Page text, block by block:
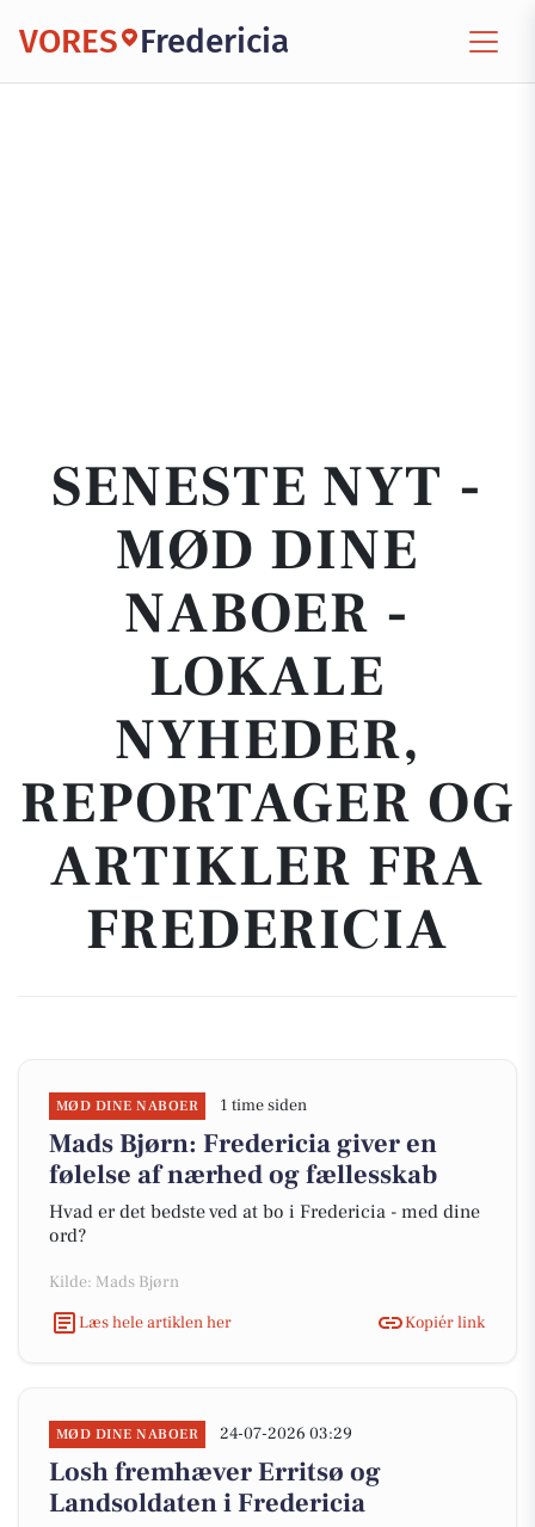
VORES Fredericia
SENESTE NYT -
MØD DINE
NABOER -
LOKALE
NYHEDER,
REPORTAGER OG
ARTIKLER FRA
FREDERICIA
MØD DINE NABOER 1 time siden
Mads Bjørn: Fredericia giver en
følelse af nærhed og fællesskab
Hvad er det bedste ved at bo i Fredericia - med dine
ord?
Kilde: Mads Bjørn
Læs hele artiklen her
Kopiér link
MØD DINE NABOER 24-07-2026 03:29
Losh fremhæver Erritsø og
Landsoldaten i Fredericia